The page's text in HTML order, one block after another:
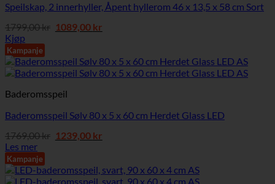
Speilskap, 2 innerhyller, Åpent hyllerom 46 x 13,5 x 58 cm Sort
1799,00kr Opprinnelig
pris
1799,00 kr.
1089,00 krNåværende
pris
1089,00 kr.
Kjøp
Kampanje
Baderomsspeil
Baderomsspeil Sølv 80 x 5 x 60 cm Herdet Glass LED
1769,00kr Opprinnelig
pris
1769,00 kr.
1239,00 krNåværende
pris
1239,00 kr.
Les mer
Kampanje